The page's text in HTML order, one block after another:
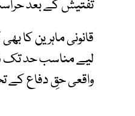
تفتیش کے بعد
قانونی ماہرین کا
لیے مناسب حد تک
واقعی حقِ دفاع کے